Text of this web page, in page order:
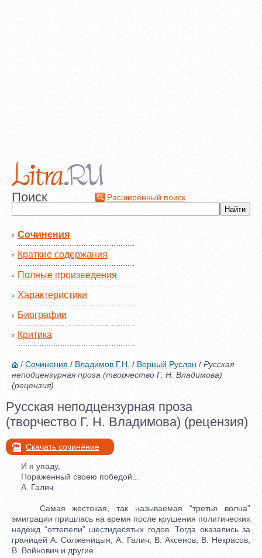
Поиск Расширенный поиск
Сочинения
Краткие содержания
Полные произведения
Характеристики
Биографии
Критика
/ Сочинения / Владимов Г.Н. / Верный Руслан / Русская
неподцензурная проза (творчество Г. Н. Владимова)
(рецензия)
Русская неподцензурная проза
(творчество Г. Н. Владимова) (рецензия)
Скачать сочинение
И я упаду,
Пораженный своею победой...
А. Галич
Самая жестокая, так называемая “третья волна”
эмиграции пришлась на время после крушения политических
надежд “оттепели” шестидесятых годов. Тогда оказались за
границей А. Солженицын, А. Галич, В. Аксенов, В. Некрасов,
В. Войнович и другие.